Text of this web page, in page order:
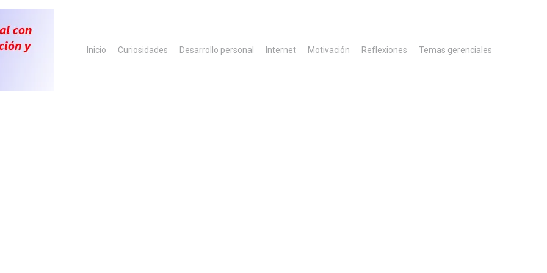
Inicio
Curiosidades Desarrollo personal Internet Motivación Reflexiones Temas gerenciales